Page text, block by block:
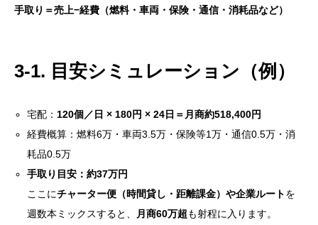
手取り＝売上−経費（燃料・車両・保険・通信・消耗品など）
3-1. 目安シミュレーション（例）
宅配：120個／日 × 180円 × 24日＝月商約518,400円
経費概算：燃料6万・車両3.5万・保険等1万・通信0.5万・消
耗品0.5万
手取り目安：約37万円
ここにチャーター便（時間貸し・距離課金）や企業ルートを
週数本ミックスすると、
月商60万超も射程に入ります。